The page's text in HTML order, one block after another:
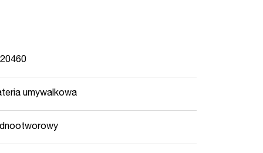
umywalkowa